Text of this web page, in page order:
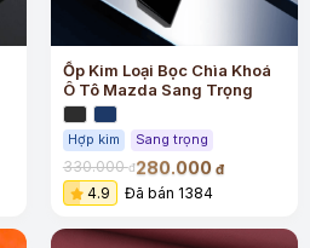
Ốp Kim Loại Bọc Chìa Khoá
Ô Tô Mazda Sang Trọng
Hợp kim Sang trọng
330.000đ280.000 đ
4.9 Đã bán 1384